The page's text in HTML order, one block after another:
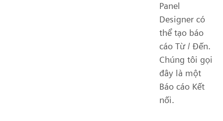
Panel
Designer có
thể tạo báo
cáo Từ / Đến.
Chúng tôi gọi
đây là một
Báo cáo Kết
nối.